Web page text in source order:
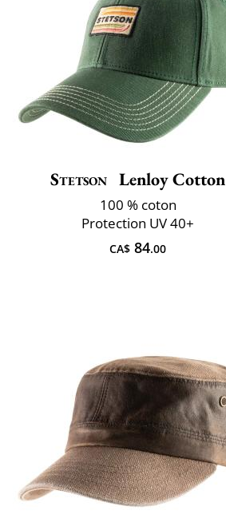
Stetson Lenloy Cotton
100 % coton
Protection UV 40+
CA$ 84.00